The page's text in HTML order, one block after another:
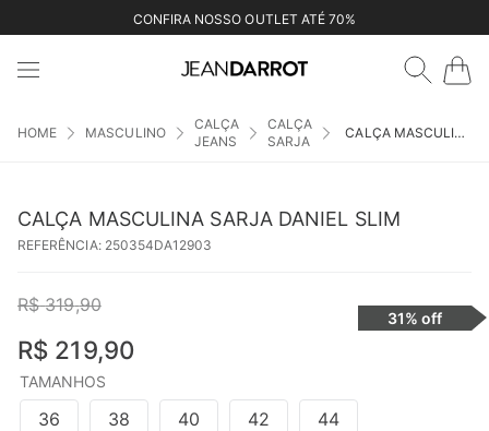
CONFIRA NOSSO OUTLET ATÉ 70%
MASCULINO
CALÇA
JEANS
CALÇA
SARJA
CALÇA MASCULINA SARJA DANIEL SLIM
CALÇA MASCULINA SARJA DANIEL SLIM
REFERÊNCIA: 250354DA12903
R$ 319,90
R$ 219,90
31% off
TAMANHOS
36 38 40 42 44